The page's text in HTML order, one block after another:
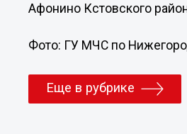
Афонино Кстовского
Фото: ГУ МЧС по
Еще в рубрике